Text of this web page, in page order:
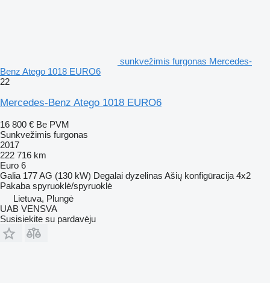
sunkvežimis furgonas Mercedes-
Benz Atego 1018 EURO6
22
Mercedes-Benz Atego 1018 EURO6
16 800 € Be PVM
Sunkvežimis furgonas
2017
222 716 km
Euro 6
Galia 177 AG (130 kW) Degalai dyzelinas Ašių konfigūracija 4x2
Pakaba spyruoklė/spyruoklė
Lietuva, Plungė
UAB VENSVA
Susisiekite su pardavėju